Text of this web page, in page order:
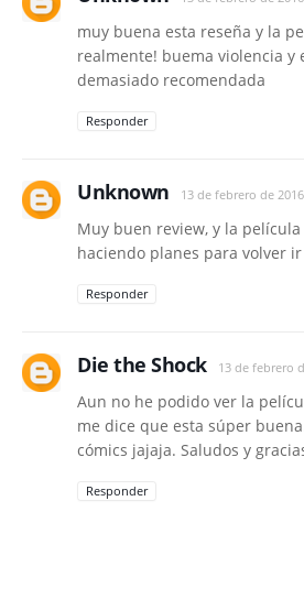
muy buena esta reseña y la
realmente! buema violencia y
demasiado recomendada
Responder
Unknown 13 de febrero de
Muy buen review, y la
haciendo planes para volver
Responder
Die the Shock 13 de febrero
Aun no he podido ver la
me dice que esta súper
cómics jajaja. Saludos y
Responder